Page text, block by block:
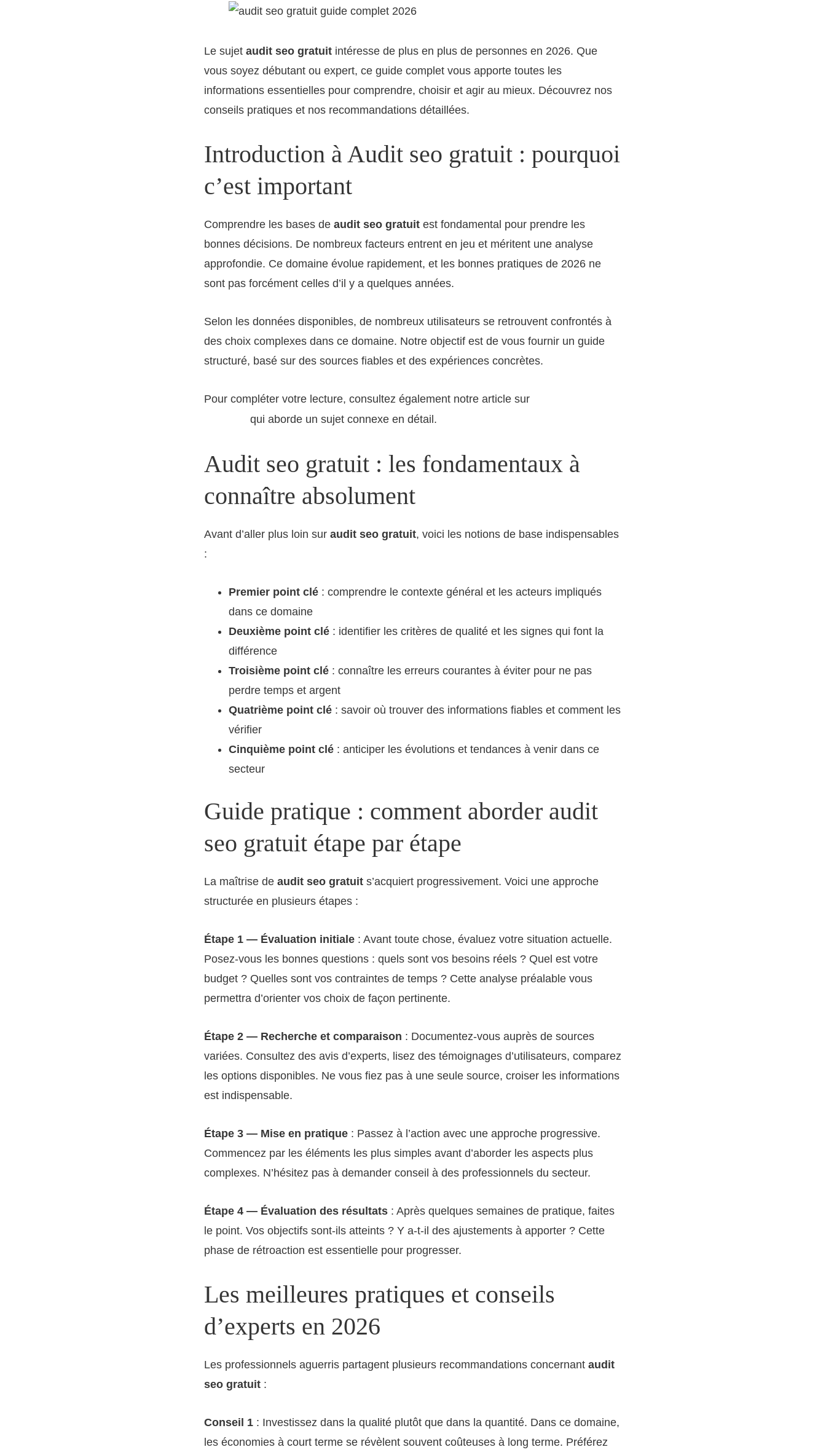
Le sujet audit seo gratuit intéresse de plus en plus de personnes en 2026. Que
vous soyez débutant ou expert, ce guide complet vous apporte toutes les
informations essentielles pour comprendre, choisir et agir au mieux. Découvrez nos
conseils pratiques et nos recommandations détaillées.
Introduction à Audit seo gratuit : pourquoi
c’est important
Comprendre les bases de audit seo gratuit est fondamental pour prendre les
bonnes décisions. De nombreux facteurs entrent en jeu et méritent une analyse
approfondie. Ce domaine évolue rapidement, et les bonnes pratiques de 2026 ne
sont pas forcément celles d’il y a quelques années.
Selon les données disponibles, de nombreux utilisateurs se retrouvent confrontés à
des choix complexes dans ce domaine. Notre objectif est de vous fournir un guide
structuré, basé sur des sources fiables et des expériences concrètes.
Pour compléter votre lecture, consultez également notre article sur
qui aborde un sujet connexe en détail.
Audit seo gratuit : les fondamentaux à
connaître absolument
Avant d’aller plus loin sur audit seo gratuit, voici les notions de base indispensables
:
Premier point clé : comprendre le contexte général et les acteurs impliqués
dans ce domaine
Deuxième point clé : identifier les critères de qualité et les signes qui font la
différence
Troisième point clé : connaître les erreurs courantes à éviter pour ne pas
perdre temps et argent
Quatrième point clé : savoir où trouver des informations fiables et comment les
vérifier
Cinquième point clé : anticiper les évolutions et tendances à venir dans ce
secteur
Guide pratique : comment aborder audit
seo gratuit étape par étape
La maîtrise de audit seo gratuit s’acquiert progressivement. Voici une approche
structurée en plusieurs étapes :
Étape 1 — Évaluation initiale : Avant toute chose, évaluez votre situation actuelle.
Posez-vous les bonnes questions : quels sont vos besoins réels ? Quel est votre
budget ? Quelles sont vos contraintes de temps ? Cette analyse préalable vous
permettra d’orienter vos choix de façon pertinente.
Étape 2 — Recherche et comparaison : Documentez-vous auprès de sources
variées. Consultez des avis d’experts, lisez des témoignages d’utilisateurs, comparez
les options disponibles. Ne vous fiez pas à une seule source, croiser les informations
est indispensable.
Étape 3 — Mise en pratique : Passez à l’action avec une approche progressive.
Commencez par les éléments les plus simples avant d’aborder les aspects plus
complexes. N’hésitez pas à demander conseil à des professionnels du secteur.
Étape 4 — Évaluation des résultats : Après quelques semaines de pratique, faites
le point. Vos objectifs sont-ils atteints ? Y a-t-il des ajustements à apporter ? Cette
phase de rétroaction est essentielle pour progresser.
Les meilleures pratiques et conseils
d’experts en 2026
Les professionnels aguerris partagent plusieurs recommandations concernant audit
seo gratuit :
Conseil 1 : Investissez dans la qualité plutôt que dans la quantité. Dans ce domaine,
les économies à court terme se révèlent souvent coûteuses à long terme. Préférez